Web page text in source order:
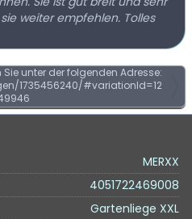
weiter empfehlen. Tolles
unter der folgenden Adresse:
1735456240/#variationId=12
MERXX
4051722469008
Gartenliege XXL